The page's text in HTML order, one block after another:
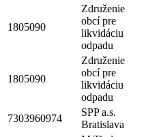
1805090
Združenie
obcí pre
likvidáciu
odpadu
1805090
Združenie
obcí pre
likvidáciu
odpadu
7303960974
SPP a.s.
Bratislava